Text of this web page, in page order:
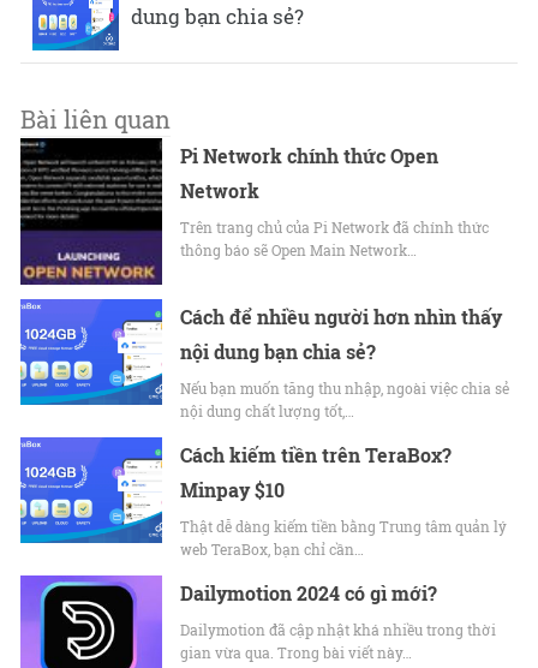
dung bạn chia sẻ?
Bài liên quan
Pi Network chính thức Open
Network
Trên trang chủ của Pi Network đã chính thức
thông báo sẽ Open Main Network…
Cách để nhiều người hơn nhìn thấy
nội dung bạn chia sẻ?
Nếu bạn muốn tăng thu nhập, ngoài việc chia sẻ
nội dung chất lượng tốt,…
Cách kiếm tiền trên TeraBox?
Minpay $10
Thật dễ dàng kiếm tiền bằng Trung tâm quản lý
web TeraBox, bạn chỉ cần…
Dailymotion 2024 có gì mới?
Dailymotion đã cập nhật khá nhiều trong thời
gian vừa qua. Trong bài viết này…